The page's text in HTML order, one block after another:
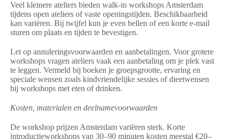
Veel kleinere ateliers bieden walk-in workshops Amsterdam
tijdens open ateliers of vaste openingstijden. Beschikbaarheid
kan variëren. Bij twijfel kun je even bellen of een korte e-mail
sturen om plaats en tijden te bevestigen.
Let op annuleringsvoorwaarden en aanbetalingen. Voor grotere
workshops vragen ateliers vaak een aanbetaling om je plek vast
te leggen. Vermeld bij boeken je groepsgrootte, ervaring en
speciale wensen zoals kindvriendelijke sessies of dieetwensen
bij workshops met eten of drinken.
Kosten, materialen en deelnamevoorwaarden
De workshop prijzen Amsterdam variëren sterk. Korte
introductieworkshops van 30–90 minuten kosten meestal €20–